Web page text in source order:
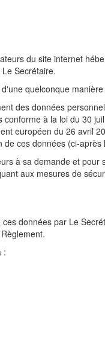
du site internet
Secrétaire.
quelconque
des données
à la loi du 30
européen du 26 avril
de ces données (ci-après
à sa demande et pour
aux mesures de
données par Le
: